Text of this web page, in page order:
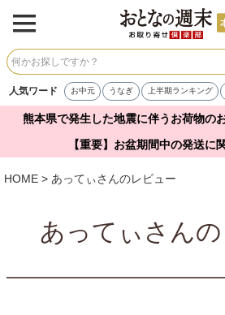
人気ワード お中元 うなぎ 上半期ランキング
熊本県で発生した地震に伴うお荷物
【重要】お盆期間中の発送
HOME あってぃさんのレビュー
あってぃさん